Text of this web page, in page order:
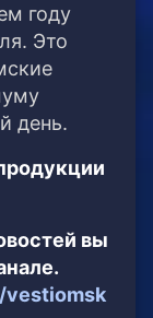
году
Это
день.
вы